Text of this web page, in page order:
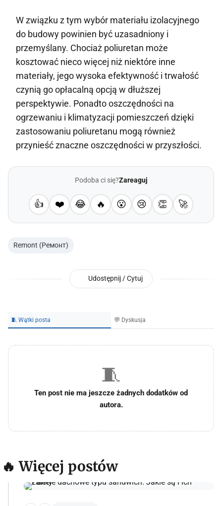
W związku z tym wybór materiału izolacyjnego
do budowy powinien być uzasadniony i
przemyślany. Chociaż poliuretan może
kosztować nieco więcej niż niektóre inne
materiały, jego wysoka efektywność i trwałość
czynią go opłacalną opcją w dłuższej
perspektywie. Ponadto oszczędności na
ogrzewaniu i klimatyzacji pomieszczeń dzięki
zastosowaniu poliuretanu mogą również
przynieść znaczne oszczędności w przyszłości.
Podoba ci się?Zareaguj
👍 ❤️ 😂 🔥 😮 😢 👏 🚀
Remont (Ремонт)
Udostępnij / Cytuj
🧵 Wątki posta 💬 Dyskusja
🧵
Ten post nie ma jeszcze żadnych dodatków od
autora.
🔥 Więcej postów